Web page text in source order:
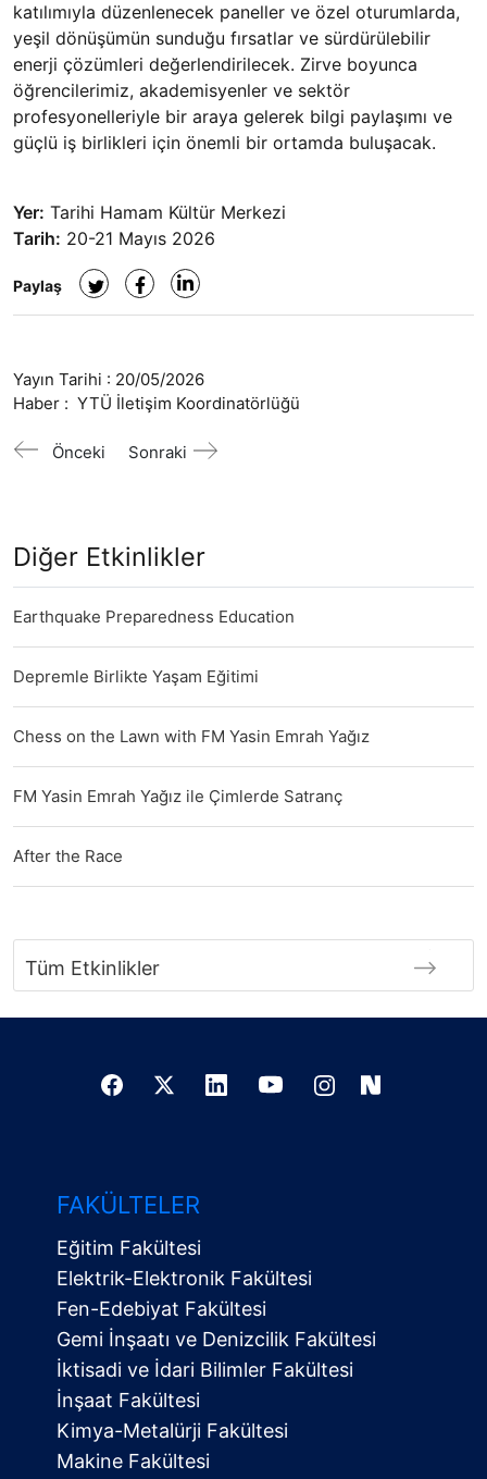
katılımıyla düzenlenecek paneller ve özel oturumlarda,
yeşil dönüşümün sunduğu fırsatlar ve sürdürülebilir
enerji çözümleri değerlendirilecek. Zirve boyunca
öğrencilerimiz, akademisyenler ve sektör
profesyonelleriyle bir araya gelerek bilgi paylaşımı ve
güçlü iş birlikleri için önemli bir ortamda buluşacak.
Yer: Tarihi Hamam Kültür Merkezi
Tarih: 20-21 Mayıs 2026
Paylaş
Yayın Tarihi : 20/05/2026
Haber : YTÜ İletişim Koordinatörlüğü
Önceki Sonraki
Diğer Etkinlikler
Earthquake Preparedness Education
Depremle Birlikte Yaşam Eğitimi
Chess on the Lawn with FM Yasin Emrah Yağız
FM Yasin Emrah Yağız ile Çimlerde Satranç
After the Race
Tüm Etkinlikler
FAKÜLTELER
Eğitim Fakültesi
Elektrik-Elektronik Fakültesi
Fen-Edebiyat Fakültesi
Gemi İnşaatı ve Denizcilik Fakültesi
İktisadi ve İdari Bilimler Fakültesi
İnşaat Fakültesi
Kimya-Metalürji Fakültesi
Makine Fakültesi